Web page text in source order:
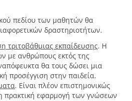
πεδίου των μαθητών θα
δραστηριοτήτων.
τριτοβάθμιας εκπαίδευσης. Η
με ανθρώπους εκτός της
θα τους δώσει μια
προσέγγιση στην παιδεία.
. Είναι πλέον επιστημονικώς
πρακτική εφαρμογή των γνώσεων